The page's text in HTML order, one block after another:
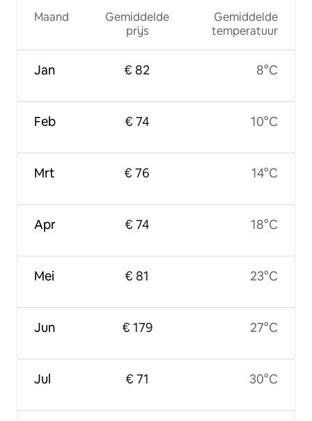
Maand
Jan
Feb
Mrt
Apr
Mei
Jun
Jul
Gemiddelde
prijs
€ 82
€ 74
€ 76
€ 74
€ 81
€ 179
€ 71
Gemiddelde
temperatuur
8°C
10°C
14°C
18°C
23°C
27°C
30°C